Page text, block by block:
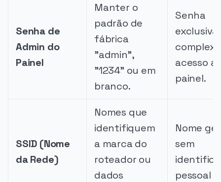
Senha de
Admin do
Painel
Manter o
padrão de
fábrica
"admin",
"1234" ou em
branco.
Senha
exclusiva
acesso
painel.
SSID (Nome
da Rede)
Nomes que
identifiquem
a marca do
roteador ou
dados
Nome
sem
pessoal